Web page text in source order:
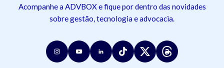
Acompanhe a ADVBOX e fique por dentro das novidades
sobre gestão, tecnologia e advocacia.